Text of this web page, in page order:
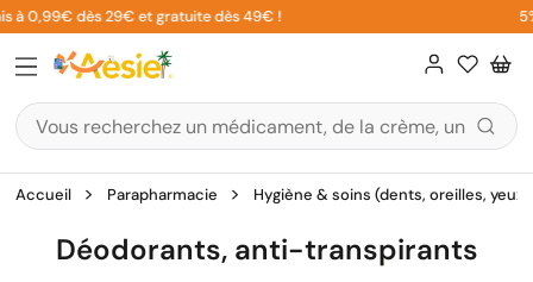
Aller
au
contenu
dès 29€ et gratuite dès 49€ ! 5%
Accueil Parapharmacie Hygiène & soins (dents, oreilles,
Déodorants, anti-transpirants